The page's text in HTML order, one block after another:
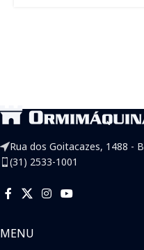
Rua dos Goitacazes, 1488 -
(31) 2533-1001
MENU